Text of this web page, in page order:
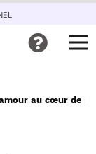
au cœur de la